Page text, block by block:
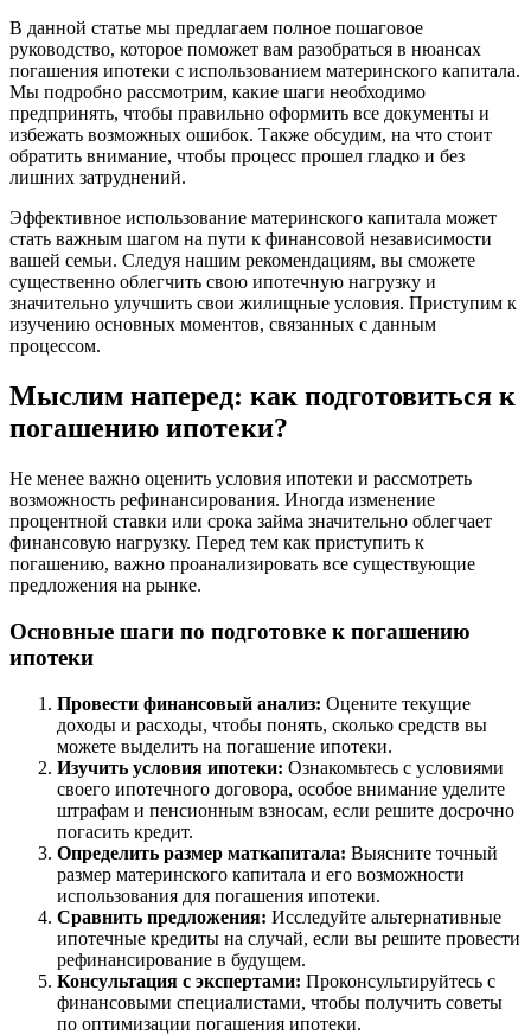
В данной статье мы предлагаем полное пошаговое
руководство, которое поможет вам разобраться в нюансах
погашения ипотеки с использованием материнского капитала.
Мы подробно рассмотрим, какие шаги необходимо
предпринять, чтобы правильно оформить все документы и
избежать возможных ошибок. Также обсудим, на что стоит
обратить внимание, чтобы процесс прошел гладко и без
лишних затруднений.
Эффективное использование материнского капитала может
стать важным шагом на пути к финансовой независимости
вашей семьи. Следуя нашим рекомендациям, вы сможете
существенно облегчить свою ипотечную нагрузку и
значительно улучшить свои жилищные условия. Приступим к
изучению основных моментов, связанных с данным
процессом.
Мыслим наперед: как подготовиться к
погашению ипотеки?
Не менее важно оценить условия ипотеки и рассмотреть
возможность рефинансирования. Иногда изменение
процентной ставки или срока займа значительно облегчает
финансовую нагрузку. Перед тем как приступить к
погашению, важно проанализировать все существующие
предложения на рынке.
Основные шаги по подготовке к погашению
ипотеки
Провести финансовый анализ: Оцените текущие
доходы и расходы, чтобы понять, сколько средств вы
можете выделить на погашение ипотеки.
Изучить условия ипотеки: Ознакомьтесь с условиями
своего ипотечного договора, особое внимание уделите
штрафам и пенсионным взносам, если решите досрочно
погасить кредит.
Определить размер маткапитала: Выясните точный
размер материнского капитала и его возможности
использования для погашения ипотеки.
Сравнить предложения: Исследуйте альтернативные
ипотечные кредиты на случай, если вы решите провести
рефинансирование в будущем.
Консультация с экспертами: Проконсультируйтесь с
финансовыми специалистами, чтобы получить советы
по оптимизации погашения ипотеки.